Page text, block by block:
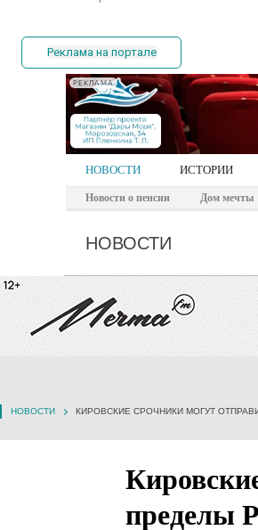
Реклама на портале
РЕКЛАМА
НОВОСТИ ИСТОРИИ
Новости о пенсии Дом мечты
НОВОСТИ
НОВОСТИ КИРОВСКИЕ СРОЧНИКИ МОГУТ
пределы